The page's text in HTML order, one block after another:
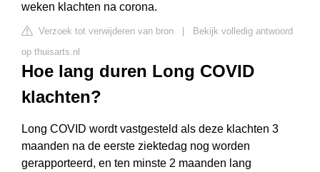
weken klachten na corona.
Verzoek tot verwijderen van bron
Bekijk volledig antwoord
op thuisarts.nl
Hoe lang duren Long COVID
klachten?
Long COVID wordt vastgesteld als deze klachten 3
maanden na de eerste ziektedag nog worden
gerapporteerd, en ten minste 2 maanden lang